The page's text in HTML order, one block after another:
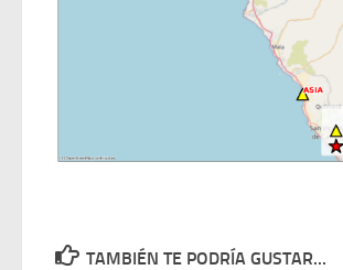
TAMBIÉN TE PODRÍA GUSTAR...